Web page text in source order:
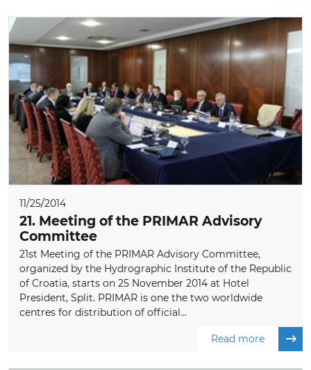
11/25/2014
21. Meeting of the PRIMAR Advisory
Committee
21st Meeting of the PRIMAR Advisory Committee,
organized by the Hydrographic Institute of the Republic
of Croatia, starts on 25 November 2014 at Hotel
President, Split. PRIMAR is one the two worldwide
centres for distribution of official...
Read more